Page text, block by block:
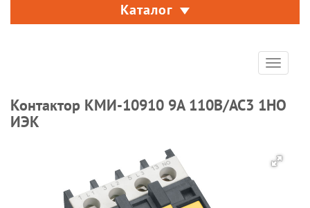
Каталог
Toggle
Контактор КМИ-10910 9А 110В/АС3 1НО
ИЭК